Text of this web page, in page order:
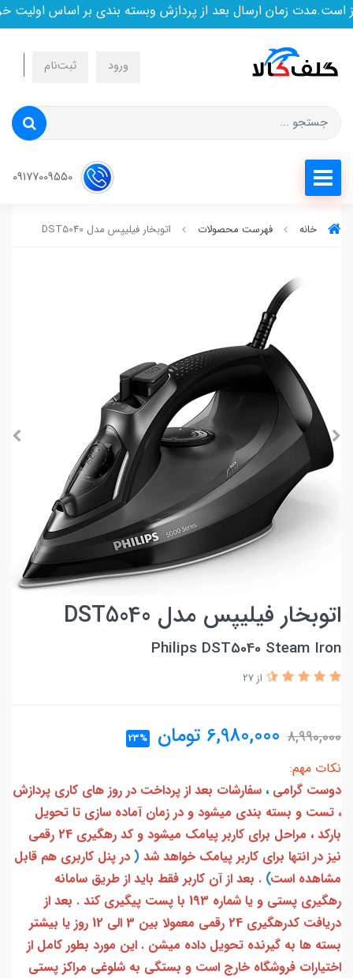
زمان ارسال بعد از پردازش وبسته بندی بر اساس اولیت
ورود ثبت‌نام
خانه فهرست محصولات اتوبخار فیلیپس مدل DST5040
اتوبخار فیلیپس مدل DST5040
Philips DST5040 Steam Iron
از 27
8,990,000
6,980,000 تومان 23%
نکات مهم:
دوست گرامی ، سفارشات بعد از پرداخت در روز های کاری پردازش
، تست و بسته بندی میشود و در زمان آماده سازی تا تحویل
بارکد ، مراحل برای کاربر پیامک میشود و کد رهگیری 24 رقمی
نیز در انتها برای کاربر پیامک خواهد شد ( در پنل کاربری هم قابل
مشاهده است) . بعد از آن کاربر فقط باید از طریق سامانه
رهگیری پستی و یا شماره 193 با پست پیگیری کند . بعد از
دریافت کدرهگیری 24 رقمی معمولا بین 3 الی 12 روز یا بیشتر
بسته ها به گیرنده تحویل داده میشن . این مورد بطور کامل از
اختیارات فروشگاه خارج است و بستگی به شلوغی مراکز پستی